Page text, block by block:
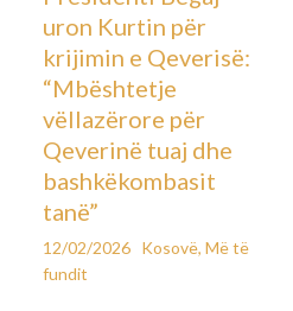
uron Kurtin për
krijimin e Qeverisë:
“Mbështetje
vëllazërore për
Qeverinë tuaj dhe
bashkëkombasit
tanë”
12/02/2026 Kosovë, Më të
fundit